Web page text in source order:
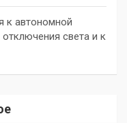
к автономной
света и к